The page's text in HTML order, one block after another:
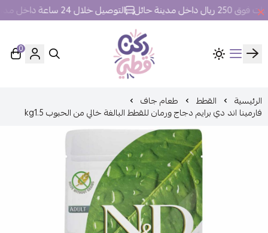
مدينة حائل التوصيل خلال 24 ساعة داخل مدينة حائل.
ركن قطي
0
الرئيسية القطط طعام جاف
فارمينا اند دي برايم دجاج ورمان للقطط البالغة خالي من الحبوب kg1.5